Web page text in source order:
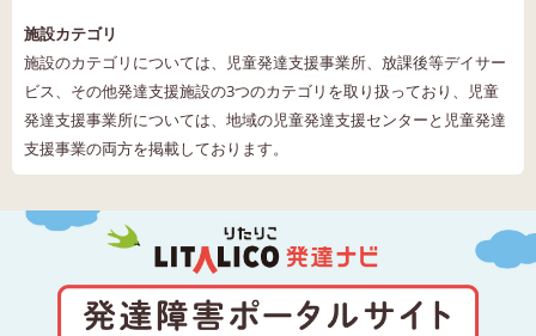
施設カテゴリ
施設のカテゴリについては、児童発達支援事業所、放課後等デイサー
ビス、その他発達支援施設の3つのカテゴリを取り扱っており、児童
発達支援事業所については、地域の児童発達支援センターと児童発達
支援事業の両方を掲載しております。